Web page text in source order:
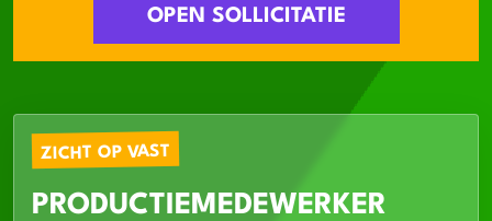
OPEN SOLLICITATIE
ZICHT OP VAST
PRODUCTIEMEDEWERKER